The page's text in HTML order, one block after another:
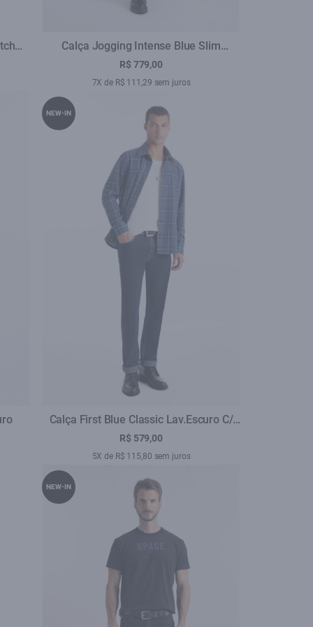
Calça Jogging Intense Blue Slim
Lav.Escuro c Tie Dye
R$ 779,00
7X de R$ 111,29 sem juros
Calça First Blue Classic Lav.Escuro C/
Luva
R$ 579,00
5X de R$ 115,80 sem juros
NEW-IN
NEW-IN